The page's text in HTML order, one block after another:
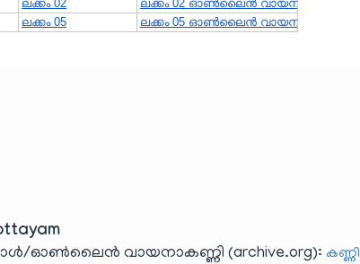
ഓൺലൈൻ വായനാകണ്ണി (archive.org): കണ്ണി